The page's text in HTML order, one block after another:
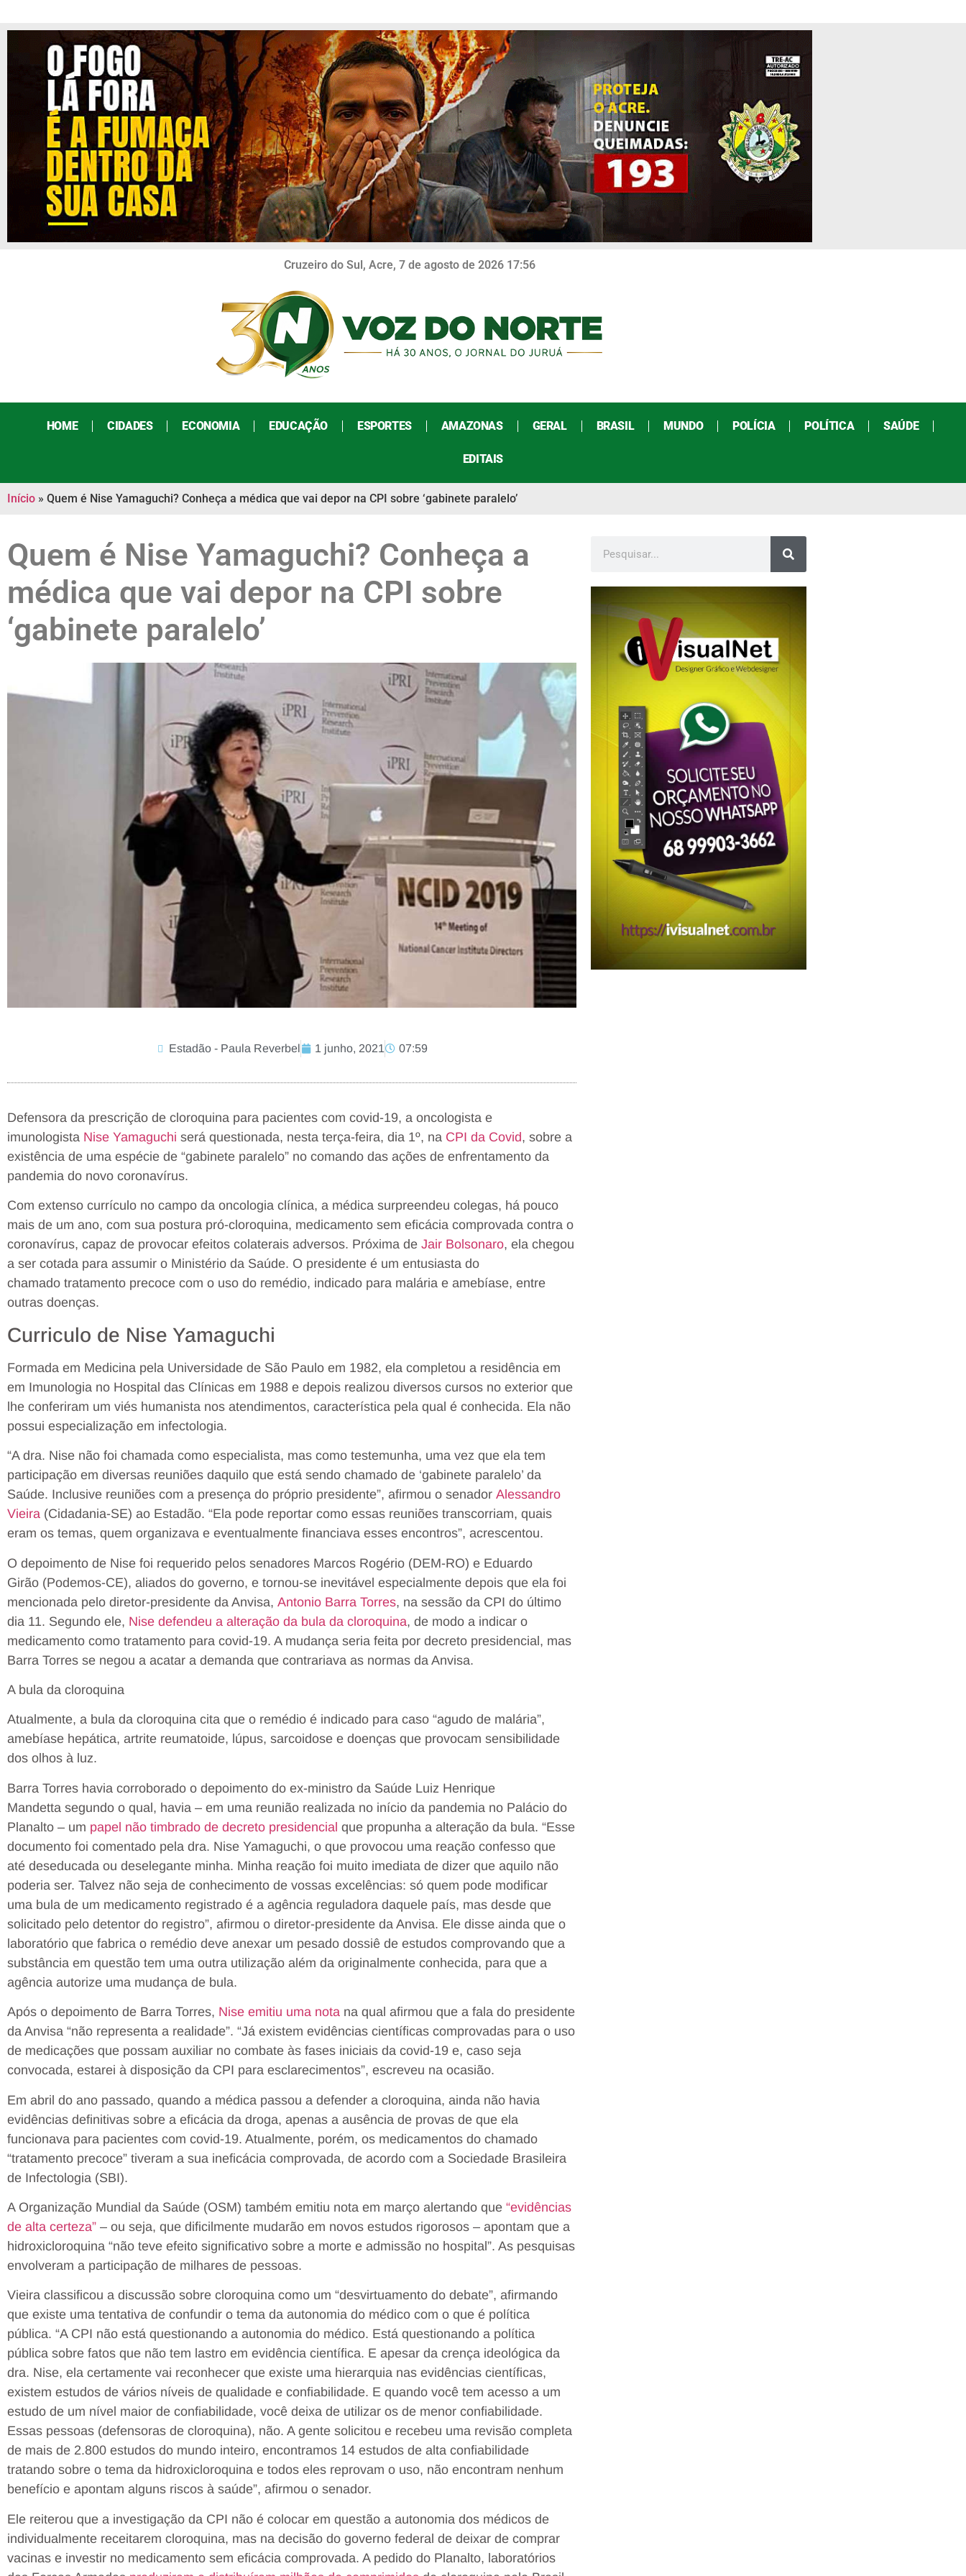
Cruzeiro do Sul, Acre, 7 de agosto de 2026 17:56
HOME CIDADES ECONOMIA EDUCAÇÃO ESPORTES AMAZONAS GERAL BRASIL MUNDO POLÍCIA POLÍTICA SAÚDE
EDITAIS
Início » Quem é Nise Yamaguchi? Conheça a médica que vai depor na CPI sobre ‘gabinete paralelo’
Quem é Nise Yamaguchi? Conheça a
médica que vai depor na CPI sobre
‘gabinete paralelo’
Estadão - Paula Reverbel 1 junho, 2021 07:59
Defensora da prescrição de cloroquina para pacientes com covid-19, a oncologista e
imunologista Nise Yamaguchi será questionada, nesta terça-feira, dia 1º, na CPI da Covid, sobre a
existência de uma espécie de “gabinete paralelo” no comando das ações de enfrentamento da
pandemia do novo coronavírus.
Com extenso currículo no campo da oncologia clínica, a médica surpreendeu colegas, há pouco
mais de um ano, com sua postura pró-cloroquina, medicamento sem eficácia comprovada contra o
coronavírus, capaz de provocar efeitos colaterais adversos. Próxima de Jair Bolsonaro, ela chegou
a ser cotada para assumir o Ministério da Saúde. O presidente é um entusiasta do
chamado tratamento precoce com o uso do remédio, indicado para malária e amebíase, entre
outras doenças.
Curriculo de Nise Yamaguchi
Formada em Medicina pela Universidade de São Paulo em 1982, ela completou a residência em
em Imunologia no Hospital das Clínicas em 1988 e depois realizou diversos cursos no exterior que
lhe conferiram um viés humanista nos atendimentos, característica pela qual é conhecida. Ela não
possui especialização em infectologia.
“A dra. Nise não foi chamada como especialista, mas como testemunha, uma vez que ela tem
participação em diversas reuniões daquilo que está sendo chamado de ‘gabinete paralelo’ da
Saúde. Inclusive reuniões com a presença do próprio presidente”, afirmou o senador Alessandro
Vieira (Cidadania-SE) ao Estadão. “Ela pode reportar como essas reuniões transcorriam, quais
eram os temas, quem organizava e eventualmente financiava esses encontros”, acrescentou.
O depoimento de Nise foi requerido pelos senadores Marcos Rogério (DEM-RO) e Eduardo
Girão (Podemos-CE), aliados do governo, e tornou-se inevitável especialmente depois que ela foi
mencionada pelo diretor-presidente da Anvisa, Antonio Barra Torres, na sessão da CPI do último
dia 11. Segundo ele, Nise defendeu a alteração da bula da cloroquina, de modo a indicar o
medicamento como tratamento para covid-19. A mudança seria feita por decreto presidencial, mas
Barra Torres se negou a acatar a demanda que contrariava as normas da Anvisa.
A bula da cloroquina
Atualmente, a bula da cloroquina cita que o remédio é indicado para caso “agudo de malária”,
amebíase hepática, artrite reumatoide, lúpus, sarcoidose e doenças que provocam sensibilidade
dos olhos à luz.
Barra Torres havia corroborado o depoimento do ex-ministro da Saúde Luiz Henrique
Mandetta segundo o qual, havia – em uma reunião realizada no início da pandemia no Palácio do
Planalto – um papel não timbrado de decreto presidencial que propunha a alteração da bula. “Esse
documento foi comentado pela dra. Nise Yamaguchi, o que provocou uma reação confesso que
até deseducada ou deselegante minha. Minha reação foi muito imediata de dizer que aquilo não
poderia ser. Talvez não seja de conhecimento de vossas excelências: só quem pode modificar
uma bula de um medicamento registrado é a agência reguladora daquele país, mas desde que
solicitado pelo detentor do registro”, afirmou o diretor-presidente da Anvisa. Ele disse ainda que o
laboratório que fabrica o remédio deve anexar um pesado dossiê de estudos comprovando que a
substância em questão tem uma outra utilização além da originalmente conhecida, para que a
agência autorize uma mudança de bula.
Após o depoimento de Barra Torres, Nise emitiu uma nota na qual afirmou que a fala do presidente
da Anvisa “não representa a realidade”. “Já existem evidências científicas comprovadas para o uso
de medicações que possam auxiliar no combate às fases iniciais da covid-19 e, caso seja
convocada, estarei à disposição da CPI para esclarecimentos”, escreveu na ocasião.
Em abril do ano passado, quando a médica passou a defender a cloroquina, ainda não havia
evidências definitivas sobre a eficácia da droga, apenas a ausência de provas de que ela
funcionava para pacientes com covid-19. Atualmente, porém, os medicamentos do chamado
“tratamento precoce” tiveram a sua ineficácia comprovada, de acordo com a Sociedade Brasileira
de Infectologia (SBI).
A Organização Mundial da Saúde (OSM) também emitiu nota em março alertando que “evidências
de alta certeza” – ou seja, que dificilmente mudarão em novos estudos rigorosos – apontam que a
hidroxicloroquina “não teve efeito significativo sobre a morte e admissão no hospital”. As pesquisas
envolveram a participação de milhares de pessoas.
Vieira classificou a discussão sobre cloroquina como um “desvirtuamento do debate”, afirmando
que existe uma tentativa de confundir o tema da autonomia do médico com o que é política
pública. “A CPI não está questionando a autonomia do médico. Está questionando a política
pública sobre fatos que não tem lastro em evidência científica. E apesar da crença ideológica da
dra. Nise, ela certamente vai reconhecer que existe uma hierarquia nas evidências científicas,
existem estudos de vários níveis de qualidade e confiabilidade. E quando você tem acesso a um
estudo de um nível maior de confiabilidade, você deixa de utilizar os de menor confiabilidade.
Essas pessoas (defensoras de cloroquina), não. A gente solicitou e recebeu uma revisão completa
de mais de 2.800 estudos do mundo inteiro, encontramos 14 estudos de alta confiabilidade
tratando sobre o tema da hidroxicloroquina e todos eles reprovam o uso, não encontram nenhum
benefício e apontam alguns riscos à saúde”, afirmou o senador.
Ele reiterou que a investigação da CPI não é colocar em questão a autonomia dos médicos de
individualmente receitarem cloroquina, mas na decisão do governo federal de deixar de comprar
vacinas e investir no medicamento sem eficácia comprovada. A pedido do Planalto, laboratórios